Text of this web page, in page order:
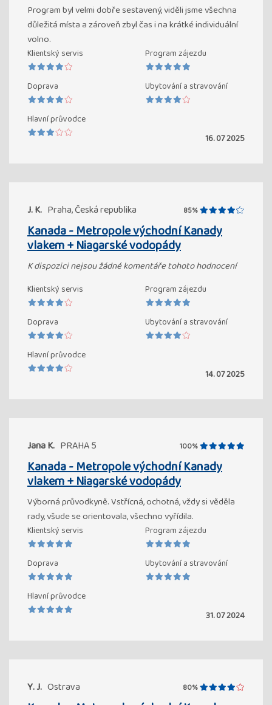
Program byl velmi dobře sestavený, viděli jsme všechna
důležitá místa a zároveň zbyl čas i na krátké individuální
volno.
Klientský servis Program zájezdu
Doprava Ubytování a stravování
Hlavní průvodce
16. 07 2025
J. K. Praha, Česká republika 85%
Kanada - Metropole východní Kanady
vlakem + Niagarské vodopády
K dispozici nejsou žádné komentáře tohoto hodnocení
Klientský servis Program zájezdu
Doprava Ubytování a stravování
Hlavní průvodce
14. 07 2025
Jana K. PRAHA 5 100%
Kanada - Metropole východní Kanady
vlakem + Niagarské vodopády
Výborná průvodkyně. Vstřícná, ochotná, vždy si věděla
rady, všude se orientovala, všechno vyřídila.
Klientský servis Program zájezdu
Doprava Ubytování a stravování
Hlavní průvodce
31. 07 2024
Y. J. Ostrava 80%